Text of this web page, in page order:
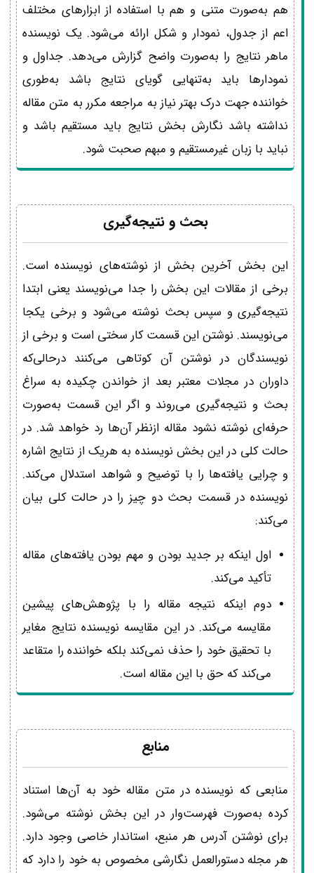
هم به‌صورت متنی و هم با استفاده از ابزارهای مختلف
اعم از جدول، نمودار و شکل ارائه می‌شود. یک نویسنده
ماهر نتایج را به‌صورت واضح گزارش می‌دهد. جداول و
نمودارها باید به‌تنهایی گویای نتایج باشد به‌طوری
خواننده جهت درک بهتر نیاز به مراجعه مکرر به متن مقاله
نداشته باشد نگارش بخش نتایج باید مستقیم باشد و
نباید با زبان غیرمستقیم و مبهم صحبت شود.
بحث و نتیجه‌گیری
این بخش آخرین بخش از نوشته‌های نویسنده است.
برخی از مقالات این بخش را جدا می‌نویسند یعنی ابتدا
نتیجه‌گیری و سپس بحث نوشته می‌شود و برخی یکجا
می‌نویسند. نوشتن این قسمت کار سختی است و برخی از
نویسندگان در نوشتن آن کوتاهی می‌کنند درحالی‌که
داوران در مجلات معتبر بعد از خواندن چکیده به سراغ
بحث و نتیجه‌گیری می‌روند و اگر این قسمت به‌صورت
حرفه‌ای نوشته نشود مقاله ازنظر آن‌ها رد خواهد شد. در
حالت کلی در این بخش نویسنده به هریک از نتایج اشاره
و چرایی یافته‌ها را با توضیح و شواهد استدلال می‌کند.
نویسنده در قسمت بحث دو چیز را در حالت کلی بیان
می‌کند:
اول اینکه بر جدید بودن و مهم بودن یافته‌های مقاله
تأکید می‌کند.
دوم اینکه نتیجه مقاله را با پژوهش‌های پیشین
مقایسه می‌کند. در این مقایسه نویسنده نتایج مغایر
با تحقیق خود را حذف نمی‌کند بلکه خواننده را متقاعد
می‌کند که حق با این مقاله است.
منابع
منابعی که نویسنده در متن مقاله خود به آن‌ها استناد
کرده به‌صورت فهرست‌وار در این بخش نوشته می‌شود.
برای نوشتن آدرس هر منبع، استاندار خاصی وجود دارد.
هر مجله دستورالعمل نگارشی مخصوص به خود را دارد که